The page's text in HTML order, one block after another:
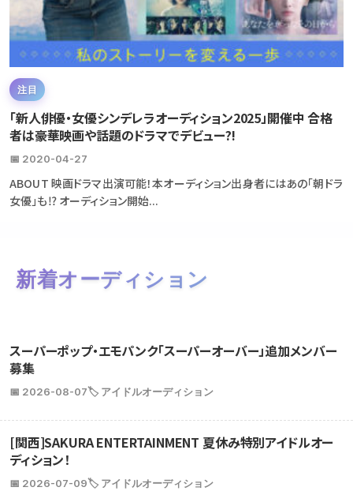
注目
「新人俳優・女優シンデレラオーディション2025」開催中 合格
者は豪華映画や話題のドラマでデビュー?!
📅 2020-04-27
ABOUT 映画ドラマ出演可能！本オーディション出身者にはあの「朝ドラ
女優」も⁉ オーディション開始...
新着オーディション
スーパーポップ・エモパンク「スーパーオーバー」追加メンバー
募集
📅 2026-08-07🏷️ アイドルオーディション
[関西]SAKURA ENTERTAINMENT 夏休み特別アイドルオー
ディション！
📅 2026-07-09🏷️ アイドルオーディション